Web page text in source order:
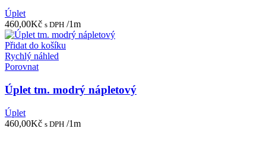
Úplet
460,00Kč s DPH /1m
Přidat do košíku
Rychlý náhled
Porovnat
Úplet tm. modrý nápletový
Úplet
460,00Kč s DPH /1m